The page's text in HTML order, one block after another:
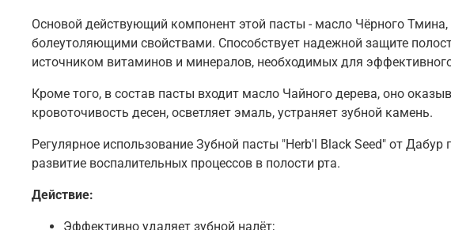
Основой действующий компонент этой пасты - масло Чёрного
болеутоляющими свойствами. Способствует надежной защите
источником витаминов и минералов, необходимых для
Кроме того, в состав пасты входит масло Чайного дерева, оно
кровоточивость десен, осветляет эмаль, устраняет зубной камень.
Регулярное использование Зубной пасты "Herb'l Black Seed" от
развитие воспалительных процессов в полости рта.
Действие:
Эффективно удаляет зубной налёт;